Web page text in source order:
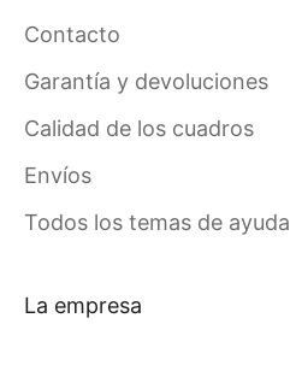
Contacto
Garantía y devoluciones
Calidad de los cuadros
Envíos
Todos los temas de ayuda
La empresa